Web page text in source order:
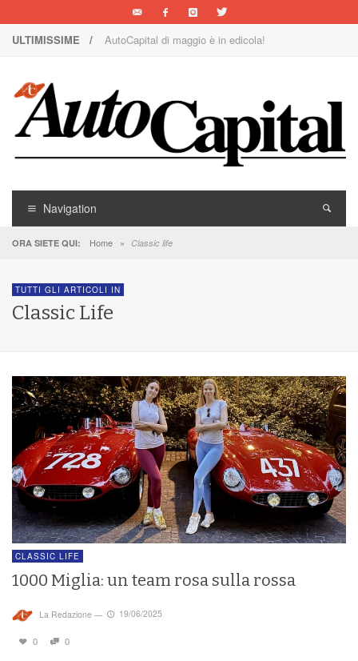
ULTIMISSIME / AutoCapital di maggio è in edicola!
1000 Miglia: un team rosa sulla rossa
Il Concorso Villa d’Este è ai nastri di partenza
I SUV Premium Omoda & Jaecoo
Il ritorno della Lancia nei rally
AutoCapital di marzo è in edicola!
AutoCapital di febbraio è in edicola!
E Luce sia!
Navigation
ORA SIETE QUI: Home » Classic life
TUTTI GLI ARTICOLI IN
Classic Life
CLASSIC LIFE
1000 Miglia: un team rosa sulla rossa
La Redazione — 19/06/2025
0 0